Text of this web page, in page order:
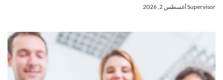
Supervisorأغسطس 2, 2026